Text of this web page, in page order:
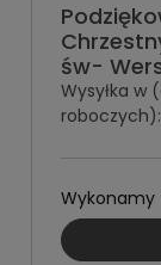
św-
Wysyłka w
roboczych):
Wykonamy